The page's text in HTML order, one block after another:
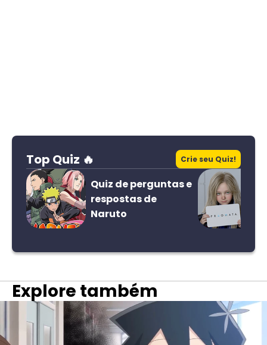
Top Quiz 🔥 Crie seu Quiz!
Quiz de perguntas e
respostas de
Naruto
Explore também